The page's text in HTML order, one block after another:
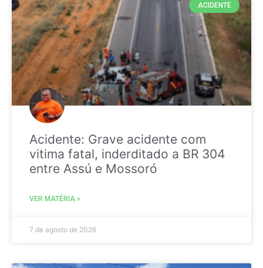
ACIDENTE
Acidente: Grave acidente com
vitima fatal, inderditado a BR 304
entre Assú e Mossoró
VER MATÉRIA »
7 de agosto de 2026